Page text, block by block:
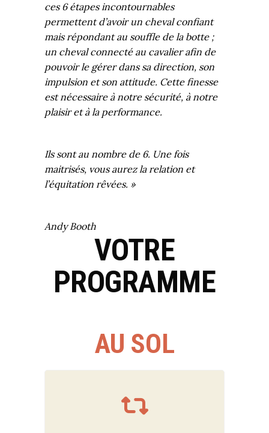
ces 6 étapes incontournables
permettent d’avoir un cheval confiant
mais répondant au souffle de la botte ;
un cheval connecté au cavalier afin de
pouvoir le gérer dans sa direction, son
impulsion et son attitude. Cette finesse
est nécessaire à notre sécurité, à notre
plaisir et à la performance.
Ils sont au nombre de 6. Une fois
maitrisés, vous aurez la relation et
l’équitation rêvées. »
Andy Booth
VOTRE
PROGRAMME
AU SOL